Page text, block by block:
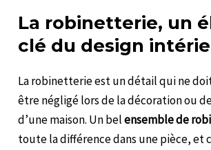
La robinetterie, un
clé du design
La robinetterie est un détail qui ne
être négligé lors de la décoration ou
d’une maison. Un belensemble de
toute la différence dans une pièce, et